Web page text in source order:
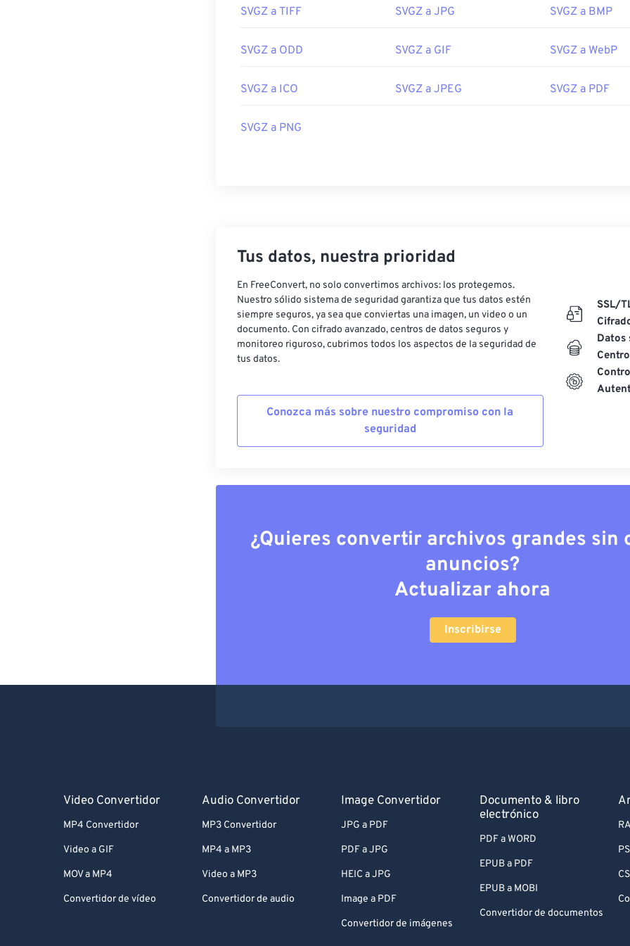
SVGZ a TIFF SVGZ a JPG SVGZ a BMP
SVGZ a ODD SVGZ a GIF SVGZ a WebP
SVGZ a ICO SVGZ a JPEG SVGZ a PDF
SVGZ a PNG
Tus datos, nuestra prioridad
En FreeConvert, no solo convertimos archivos: los protegemos.
Nuestro sólido sistema de seguridad garantiza que tus datos estén
siempre seguros, ya sea que conviertas una imagen, un video o un
documento. Con cifrado avanzado, centros de datos seguros y
monitoreo riguroso, cubrimos todos los aspectos de la seguridad de
tus datos.
Conozca más sobre nuestro compromiso con la
seguridad
SSL/
Datos
¿Quieres convertir archivos grandes sin
anuncios?
Actualizar ahora
Inscribirse
Video Convertidor
MP4 Convertidor
Video a GIF
MOV a MP4
Convertidor de vídeo
Audio Convertidor
MP3 Convertidor
MP4 a MP3
Video a MP3
Convertidor de audio
Image Convertidor
JPG a PDF
PDF a JPG
HEIC a JPG
Image a PDF
Convertidor de imágenes
Documento & libro
electrónico
PDF a WORD
EPUB a PDF
EPUB a MOBI
Convertidor de documentos